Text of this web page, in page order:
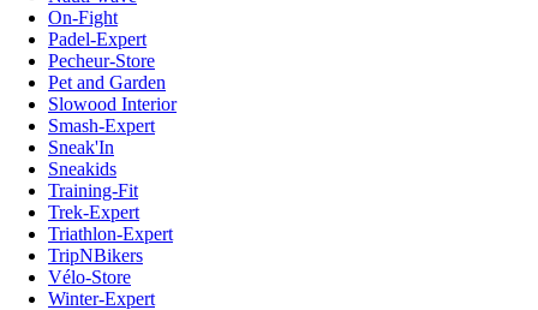
On-Fight
Padel-Expert
Pecheur-Store
Pet and Garden
Slowood Interior
Smash-Expert
Sneak'In
Sneakids
Training-Fit
Trek-Expert
Triathlon-Expert
TripNBikers
Vélo-Store
Winter-Expert